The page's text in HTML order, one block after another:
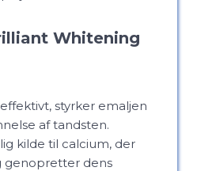
Whitening
styrker emaljen
af tandsten.
kilde til calcium, der
genopretter dens